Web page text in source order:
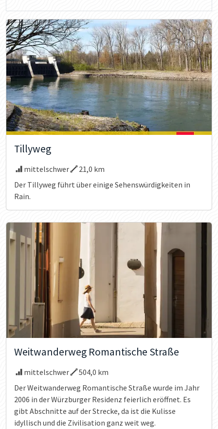
Tillyweg
mittelschwer
21,0 km
Der Tillyweg führt über einige Sehenswürdigkeiten in
Rain.
Weitwanderweg Romantische Straße
mittelschwer
504,0 km
Der Weitwanderweg Romantische Straße wurde im Jahr
2006 in der Würzburger Residenz feierlich eröffnet. Es
gibt Abschnitte auf der Strecke, da ist die Kulisse
idyllisch und die Zivilisation ganz weit weg.